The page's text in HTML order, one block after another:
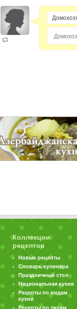
Коллекции
рецептов
Новые рецепты
Словарь кулинара
Праздничный стол
Национальная кухня
Рецепты по видам
кухни
Рецепты по типам